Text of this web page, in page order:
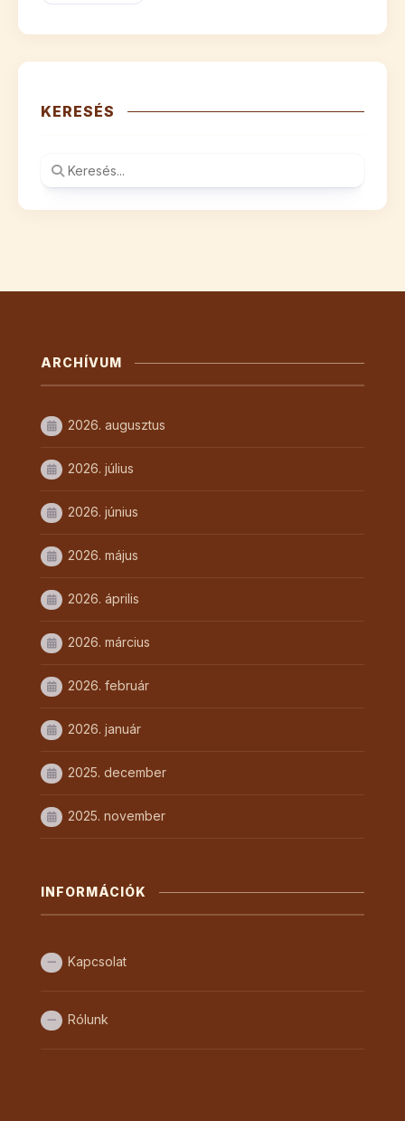
KERESÉS
ARCHÍVUM
2026. augusztus
2026. július
2026. június
2026. május
2026. április
2026. március
2026. február
2026. január
2025. december
2025. november
INFORMÁCIÓK
Kapcsolat
Rólunk